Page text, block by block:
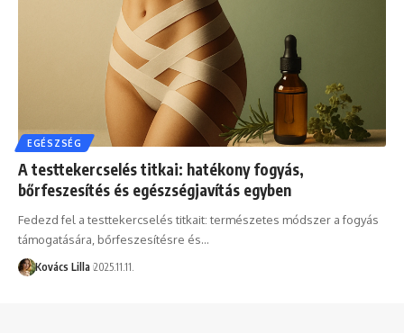
EGÉSZSÉG
A testtekercselés titkai: hatékony fogyás,
bőrfeszesítés és egészségjavítás egyben
Fedezd fel a testtekercselés titkait: természetes módszer a fogyás
támogatására, bőrfeszesítésre és…
Kovács Lilla 2025.11.11.